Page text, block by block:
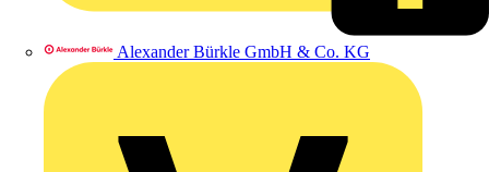
Alexander Bürkle GmbH & Co. KG